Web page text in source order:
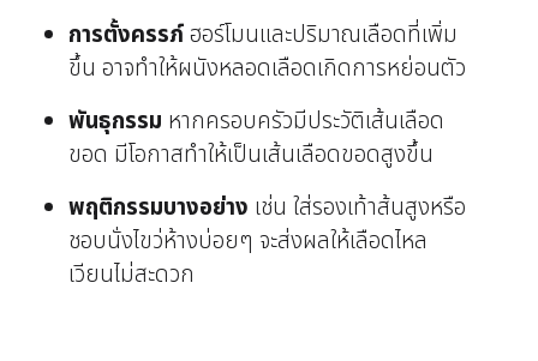
การตั้งครรภ์ฮอร์โมนและปริมาณเลือดที่เพิ่ม
ขึ้น อาจทำให้ผนังหลอดเลือดเกิดการหย่อนตัว
พันธุกรรม หากครอบครัวมีประวัติเส้นเลือด
ขอด มีโอกาสทำให้เป็นเส้นเลือดขอดสูงขึ้น
พฤติกรรมบางอย่าง เช่น ใส่รองเท้าส้นสูงหรือ
ชอบนั่งไขว่ห้างบ่อยๆ จะส่งผลให้เลือดไหล
เวียนไม่สะดวก